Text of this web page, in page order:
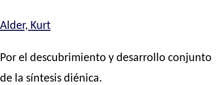
Alder, Kurt
Por el descubrimiento y desarrollo conjunto
de la síntesis diénica.